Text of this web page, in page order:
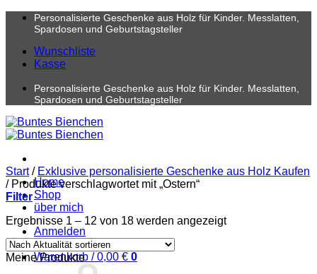
Zum
Personalisierte Geschenke aus Holz für Kinder. Messlatten,
Spardosen und Geburtstagsteller
Wunschliste
Kasse
Personalisierte Geschenke aus Holz für Kinder. Messlatten,
Spardosen und Geburtstagsteller
Home
Shop
über mich
Anmelden
Warenkorb /0,00 € 0
Start / Exklusive personalisierte Geschenke aus Holz Kaufen
/Produkte verschlagwortet mit „Ostern“
Filter
Ergebnisse 1 – 12 von 18 werden angezeigtNach
Meine Produkte